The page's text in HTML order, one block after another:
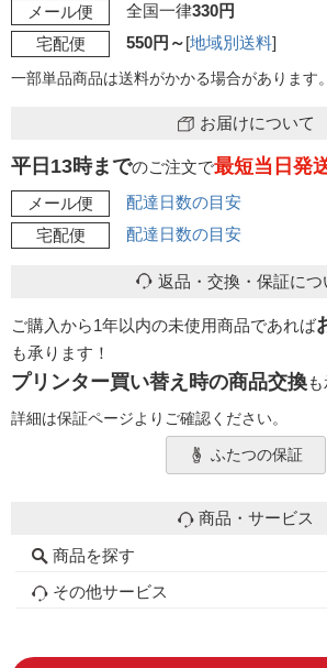
メール便
全国一律330円
宅配便
550円～[地域別送料]
一部単品商品は送料がかかる場合があります。
お届けについて
平日13時までのご注文で最短当日発
メール便
配達日数の目安
宅配便
配達日数の目安
返品・交換・保証につ
ご購入から1年以内の未使用商品であれば
も承ります！
プリンター買い替え時の商品交換
詳細は保証ページよりご確認ください。
ふたつの保証
商品・サービス
商品を探す
初心者用セット
キャノンインク
エプソンインク
ブラザーインク
詰め替えインク
互換インクボトル
互換インクカートリッジ
再生インクカートリッジ
トナーカートリッジ
その他サービス